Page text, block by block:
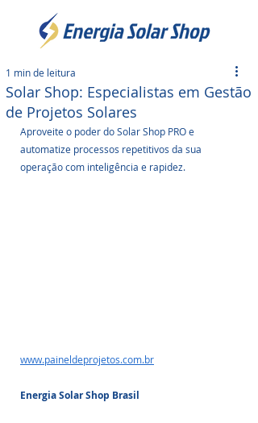
Solar Shop: Especialistas em Gestão
de Projetos Solares
1 min de leitura
Aproveite o poder do Solar Shop PRO e
automatize processos repetitivos da sua
operação com inteligência e rapidez.
www.paineldeprojetos.com.br
Energia Solar Shop Brasil